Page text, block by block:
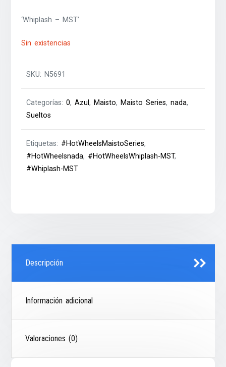
‘Whiplash – MST’
Sin existencias
SKU: N5691
Categorías:0,Azul, Maisto, Maisto Series,nada,
Sueltos
Etiquetas: #HotWheelsMaistoSeries,
#HotWheelsnada, #HotWheelsWhiplash-MST,
#Whiplash-MST
Descripción
Información adicional
Valoraciones (0)